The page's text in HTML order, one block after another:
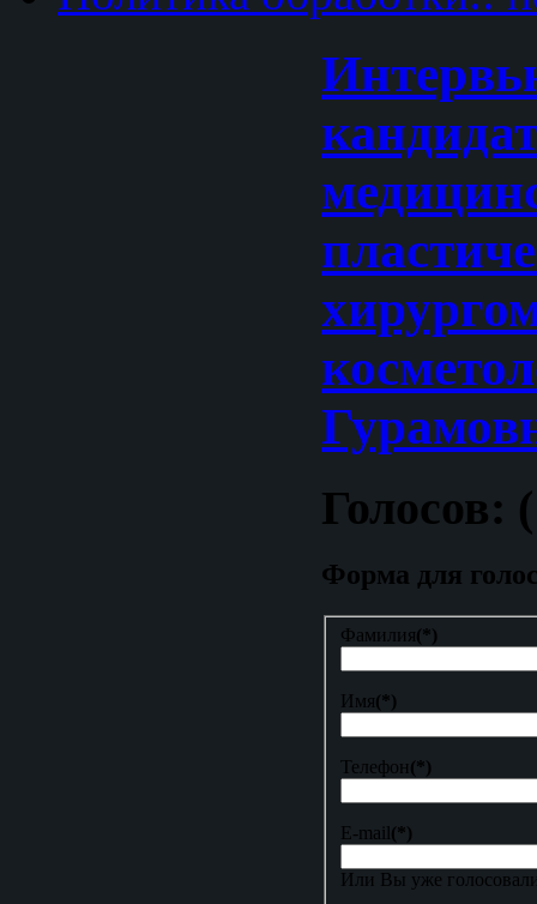
Голосов:
Форма для
Фамилия(*)
Имя(*)
Телефон(*)
E-mail(*)
Или Вы уже